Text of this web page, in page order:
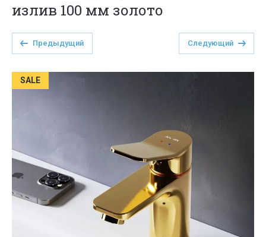
излив 100 мм золото
Предыдущий Следующий
SALE